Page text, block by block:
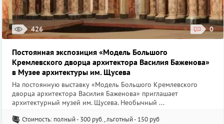
426 0
Постоянная экспозиция «Модель Большого
Кремлевского дворца архитектора Василия Баженова»
в Музее архитектуры им. Щусева
На постоянную выставку «Модель Большого Кремлевского
дворца архитектора Василия Баженова» приглашает
архитектурный музей им. Щусева. Необычный ...
Стоимость: полный - 300 руб., льготный - 150 руб